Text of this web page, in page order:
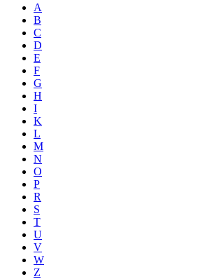
A
B
C
D
E
F
G
H
I
K
L
M
N
O
P
R
S
T
U
V
W
Z